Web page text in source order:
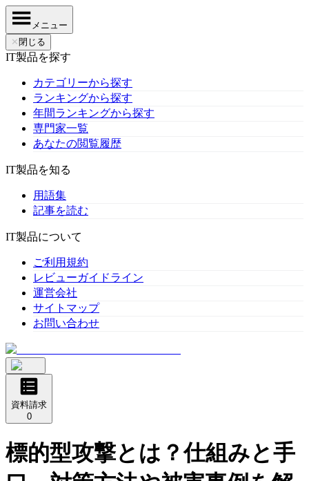
メニュー
✕ 閉じる
IT製品を探す
カテゴリーから探す
ランキングから探す
年間ランキングから探す
専門家一覧
あなたの閲覧履歴
IT製品を知る
用語集
記事を読む
IT製品について
ご利用規約
レビューガイドライン
運営会社
サイトマップ
お問い合わせ
資料請求
0
標的型攻撃とは？仕組みと手